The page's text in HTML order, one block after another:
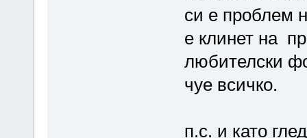
си е проблем
е клинет на
любителски
чуе всичко.
п.с. и като